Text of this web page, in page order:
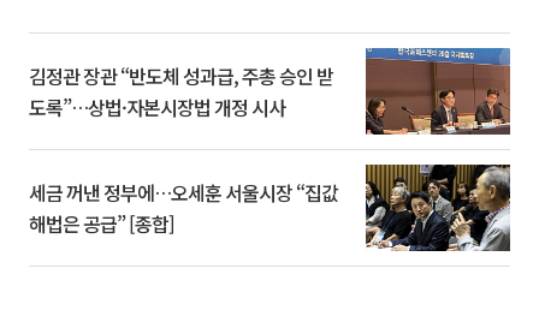
김정관 장관 “반도체 성과급, 주총 승인 받
도록”…상법·자본시장법 개정 시사
세금 꺼낸 정부에…오세훈 서울시장 “집값
해법은 공급” [종합]